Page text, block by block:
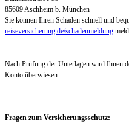
85609 Aschheim b. München
Sie können Ihren Schaden schnell und
reiseversicherung.de/schadenmeldung
Nach Prüfung der Unterlagen wird Ihnen
Konto überwiesen.
Fragen zum Versicherungsschutz: